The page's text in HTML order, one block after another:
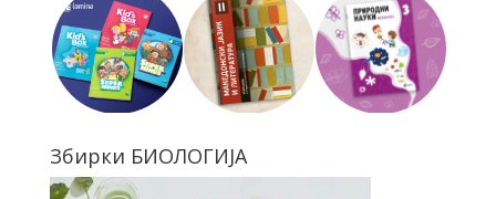
Збирки БИОЛОГИЈА